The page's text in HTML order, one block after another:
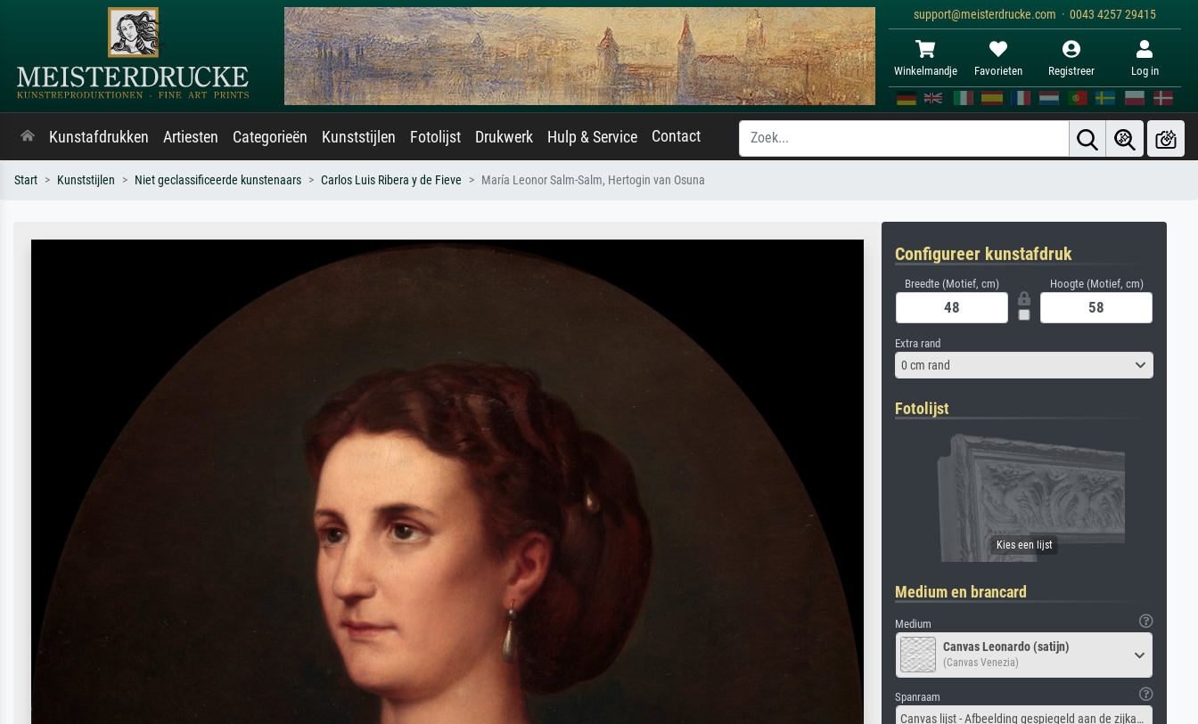
support@meisterdrucke.com · 0043 4257 29415
Winkelmandje Favorieten Registreer Log in
Kunstafdrukken Artiesten Categorieën Kunststijlen Fotolijst Drukwerk Hulp & Service Contact
Start Kunststijlen Niet geclassificeerde kunstenaars Carlos Luis Ribera y de Fieve María Leonor Salm-Salm, Hertogin van Osuna
Configureer kunstafdruk
Breedte (Motief, cm) Hoogte (Motief, cm)
Extra rand
0 cm rand
Fotolijst
Medium en brancard
Medium
Canvas Leonardo (satijn)
(Canvas Venezia)
Spanraam
Canvas lijst - Afbeelding gespiegeld aan de zijkant